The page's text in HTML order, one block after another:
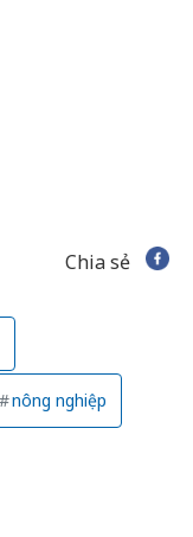
Chia sẻ
nông nghiệp